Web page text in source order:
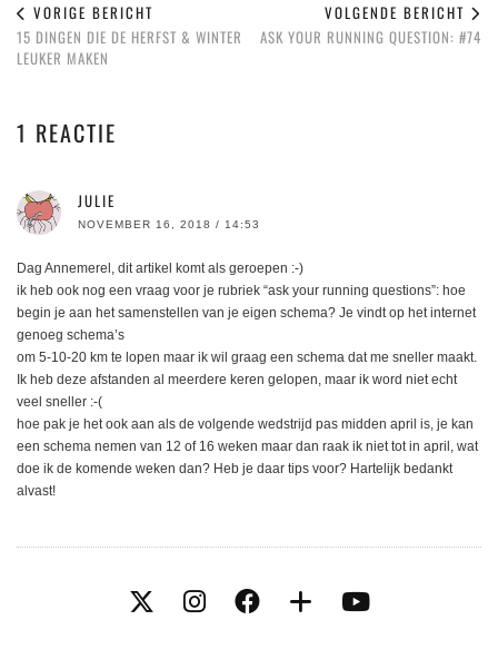
VORIGE BERICHT
15 DINGEN DIE DE HERFST & WINTER
LEUKER MAKEN
VOLGENDE BERICHT
ASK YOUR RUNNING QUESTION: #74
1 REACTIE
JULIE
NOVEMBER 16, 2018 / 14:53
Dag Annemerel, dit artikel komt als geroepen :-)
ik heb ook nog een vraag voor je rubriek “ask your running questions”: hoe
begin je aan het samenstellen van je eigen schema? Je vindt op het internet
genoeg schema’s
om 5-10-20 km te lopen maar ik wil graag een schema dat me sneller maakt.
Ik heb deze afstanden al meerdere keren gelopen, maar ik word niet echt
veel sneller :-(
hoe pak je het ook aan als de volgende wedstrijd pas midden april is, je kan
een schema nemen van 12 of 16 weken maar dan raak ik niet tot in april, wat
doe ik de komende weken dan? Heb je daar tips voor? Hartelijk bedankt
alvast!